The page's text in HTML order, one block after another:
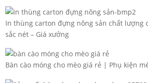
In thùng carton đựng nông sản chất lượng
sắc nét – Giá xưởng
Bàn cào móng cho mèo giá rẻ | Phụ kiện